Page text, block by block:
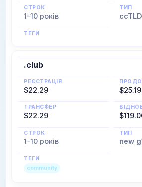
СТРОК
1–10 років
ТИП
ccTLD
ТЕГИ
.club
РЕЄСТРАЦІЯ
$22.29 $25.19
ТРАНСФЕР
$22.29
СТРОК
1–10 років
ТИП
new
ТЕГИ
community